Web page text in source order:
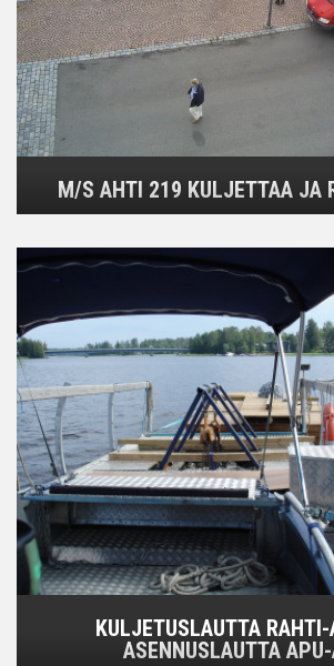
M/S AHTI 219 KULJETTAA JA
KULJETUSLAUTTA
ASENNUSLAUTTA